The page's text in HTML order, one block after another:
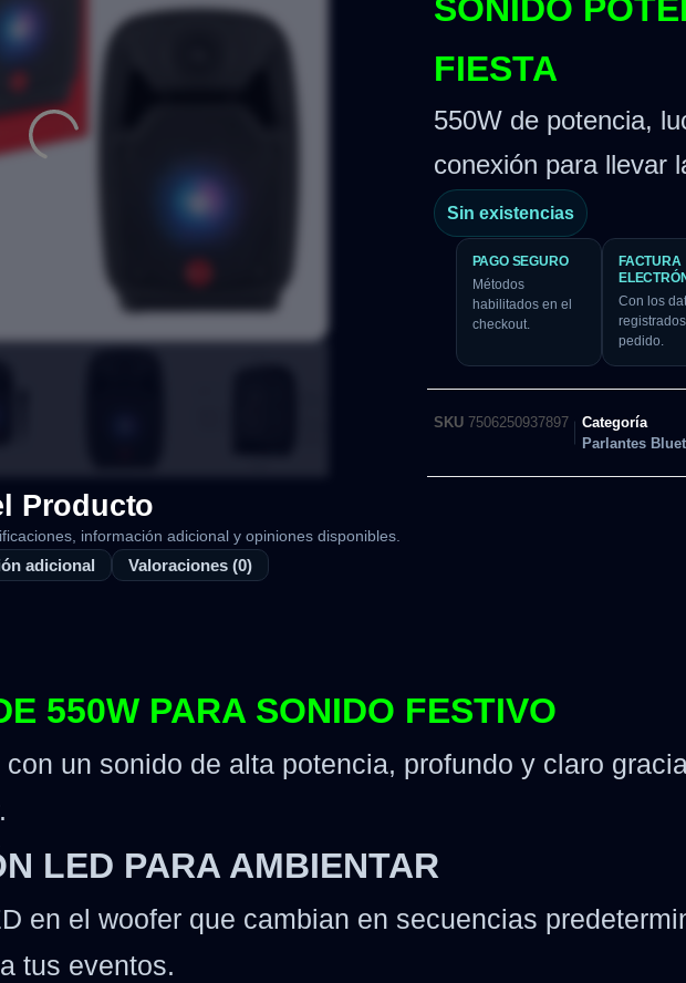
SONIDO
FIESTA
550W de potencia,
conexión para llevar
Sin existencias
PAGO SEGURO
Métodos
habilitados en el
checkout.
FACTURA
Con los
pedido.
SKU 7506250937897
Categoría
Parlantes
Producto
información adicional y opiniones disponibles.
adicional Valoraciones (0)
550W PARA SONIDO FESTIVO
un sonido de alta potencia, profundo y claro
LED PARA AMBIENTAR
en el woofer que cambian en secuencias
tus eventos.